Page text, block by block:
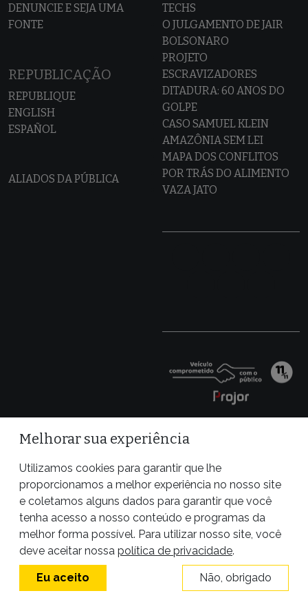
DENUNCIE E SEJA UMA
FONTE
REPUBLICAÇÃO
REPUBLIQUE
ENGLISH
ESPAÑOL
ALIADOS DA PÚBLICA
TECHS
O JULGAMENTO DE JAIR
BOLSONARO
PROJETO
ESCRAVIZADORES
DITADURA: 60 ANOS DO
GOLPE
CASO SAMUEL KLEIN
AMAZÔNIA SEM LEI
MAPA DOS CONFLITOS
POR TRÁS DO ALIMENTO
VAZA JATO
Site desenvolvido por
Melhorar sua experiência
Utilizamos cookies para garantir que lhe
proporcionamos a melhor experiência no nosso site
e coletamos alguns dados para garantir que você
tenha acesso a nosso conteúdo e programas da
melhor forma possível. Para utilizar nosso site, você
deve aceitar nossa política de privacidade.
Eu aceito Não, obrigado